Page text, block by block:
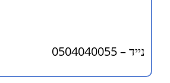
נייד – 0504040055